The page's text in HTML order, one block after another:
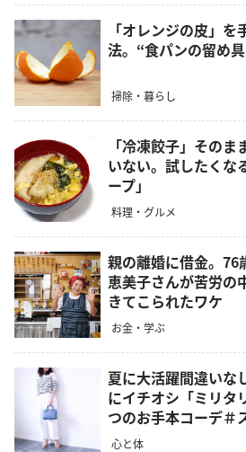
「オレンジの皮」
法。“食パンの留め
掃除・暮らし
「冷凍餃子」その
いない。試したくな
ープ」
料理・グルメ
親の離婚に借金。
恵美子さんが苦労の
きてこられたワケ
お金・学ぶ
夏に大活躍間違いな
にイチオシ「ミリタ
つのお手本コーデ＃
伝
心と体